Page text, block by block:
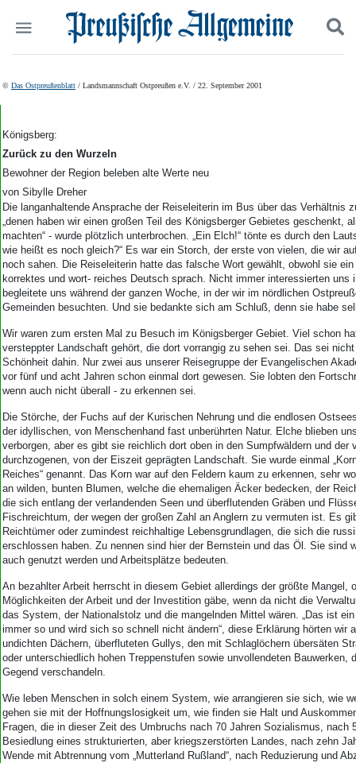
Wer wir sind
Aktuelle Ausgabe
Abonnenten-Login
Abonnent werden
Abo Prämien
Archiv
Mediadaten
Politik
Leben
Ostpreußen
Pommern
Berlin-Brandenburg
Schlesien
Danzig und Westpreußen
Bücher
Kontakt
Impressum
Datenschutz
Suchen und finden
© Das Ostpreußenblatt / Landsmannschaft Ostpreußen e.V. / 22. September 2001
Königsberg:
Zurück zu den Wurzeln
Bewohner der Region beleben alte Werte neu
von Sibylle Dreher
Die langanhaltende Ansprache der Reiseleiterin im Bus über das Verhältnis
„denen haben wir einen großen Teil des Königsberger Gebietes geschenkt,
machten“ - wurde plötzlich unterbrochen. „Ein Elch!“ tönte es durch den
wie heißt es noch gleich?“ Es war ein Storch, der erste von vielen, die wir
noch sahen. Die Reiseleiterin hatte das falsche Wort gewählt, obwohl sie
korrektes und wort- reiches Deutsch sprach. Nicht immer interessierten uns
begleitete uns während der ganzen Woche, in der wir im nördlichen
Gemeinden besuchten. Und sie bedankte sich am Schluß, denn sie habe
Wir waren zum ersten Mal zu Besuch im Königsberger Gebiet. Viel schon
versteppter Landschaft gehört, die dort vorrangig zu sehen sei. Das sei
Schönheit dahin. Nur zwei aus unserer Reisegruppe der Evangelischen
vor fünf und acht Jahren schon einmal dort gewesen. Sie lobten den
wenn auch nicht überall - zu erkennen sei.
Die Störche, der Fuchs auf der Kurischen Nehrung und die endlosen
der idyllischen, von Menschenhand fast unberührten Natur. Elche blieben
verborgen, aber es gibt sie reichlich dort oben in den Sumpfwäldern und der
durchzogenen, von der Eiszeit geprägten Landschaft. Sie wurde einmal
Reiches“ genannt. Das Korn war auf den Feldern kaum zu erkennen, sehr
an wilden, bunten Blumen, welche die ehemaligen Äcker bedecken, der
die sich entlang der verlandenden Seen und überflutenden Gräben und
Fischreichtum, der wegen der großen Zahl an Anglern zu vermuten ist. Es
Reichtümer oder zumindest reichhaltige Lebensgrundlagen, die sich die
erschlossen haben. Zu nennen sind hier der Bernstein und das Öl. Sie sind
auch genutzt werden und Arbeitsplätze bedeuten.
An bezahlter Arbeit herrscht in diesem Gebiet allerdings der größte Mangel,
Möglichkeiten der Arbeit und der Investition gäbe, wenn da nicht die
das System, der Nationalstolz und die mangelnden Mittel wären. „Das ist
immer so und wird sich so schnell nicht ändern“, diese Erklärung hörten wir
undichten Dächern, überfluteten Gullys, den mit Schlaglöchern übersäten
oder unterschiedlich hohen Treppenstufen sowie unvollendeten Bauwerken,
Gegend verschandeln.
Wie leben Menschen in solch einem System, wie arrangieren sie sich, wie
gehen sie mit der Hoffnungslosigkeit um, wie finden sie Halt und
Fragen, die in dieser Zeit des Umbruchs nach 70 Jahren Sozialismus, nach
Besiedlung eines strukturierten, aber kriegszerstörten Landes, nach zehn
Wende mit Abtrennung vom „Mutterland Rußland“, nach Reduzierung und